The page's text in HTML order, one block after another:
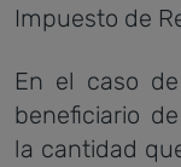
Impuesto de
En el caso
beneficiario
la cantidad